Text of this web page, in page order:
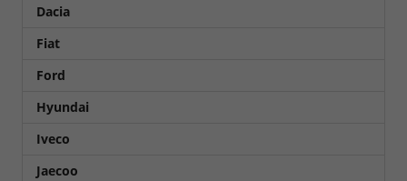
Dacia
Fiat
Ford
Hyundai
Iveco
Jaecoo